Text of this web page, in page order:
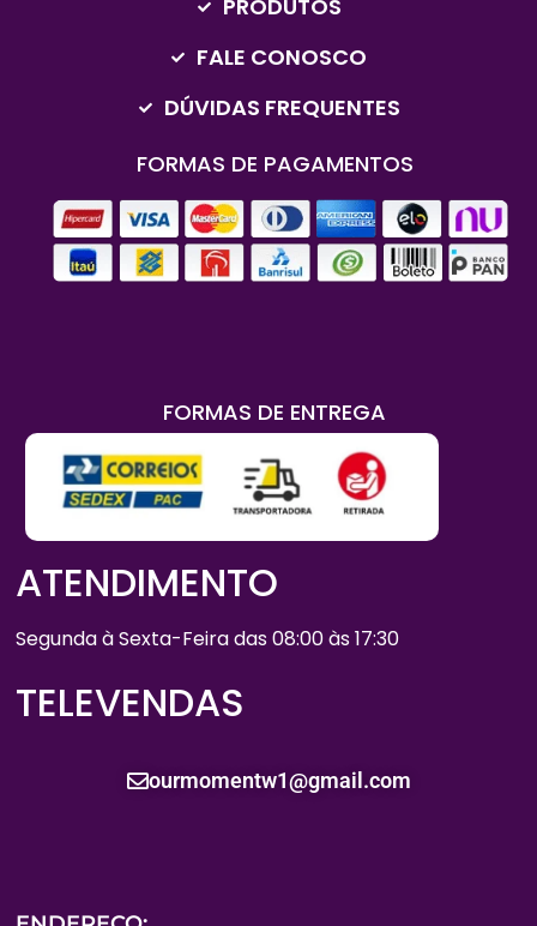
PRODUTOS
FALE CONOSCO
DÚVIDAS FREQUENTES
FORMAS DE PAGAMENTOS
FORMAS DE ENTREGA
ATENDIMENTO
Segunda à Sexta-Feira das 08:00 às 17:30
TELEVENDAS
ourmomentw1@gmail.com